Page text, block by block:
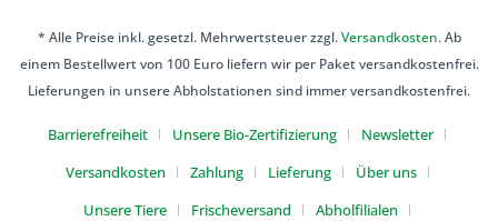
* Alle Preise inkl. gesetzl. Mehrwertsteuer zzgl.Versandkosten. Ab
einem Bestellwert von 100 Euro liefern wir per Paket versandkostenfrei.
Lieferungen in unsere Abholstationen sind immer versandkostenfrei.
Barrierefreiheit Unsere Bio-Zertifizierung
Newsletter
Versandkosten
Zahlung Lieferung
Über uns
Unsere Tiere
Frischeversand
Abholfilialen